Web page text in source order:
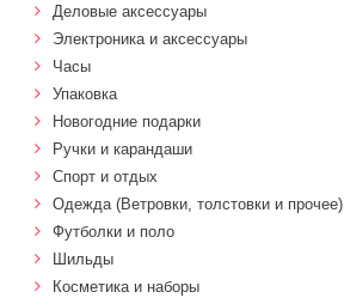
Деловые аксессуары
Электроника и аксессуары
Часы
Упаковка
Новогодние подарки
Ручки и карандаши
Спорт и отдых
Одежда (Ветровки, толстовки и прочее)
Футболки и поло
Шильды
Косметика и наборы